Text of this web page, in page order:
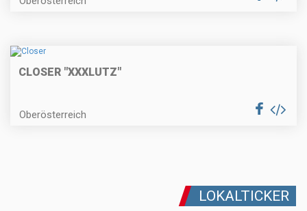
CLOSER "XXXLUTZ"
Oberösterreich
LOKALTICKER